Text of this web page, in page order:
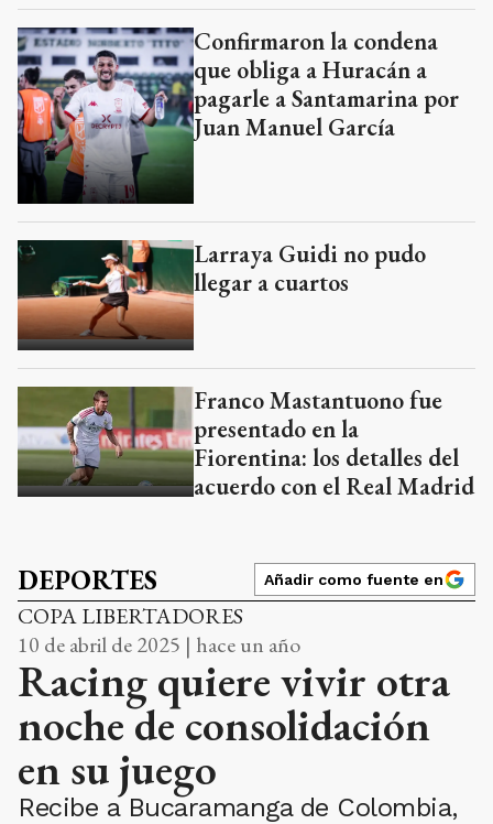
Confirmaron la condena
que obliga a Huracán a
pagarle a Santamarina por
Juan Manuel García
Larraya Guidi no pudo
llegar a cuartos
Franco Mastantuono fue
presentado en la
Fiorentina: los detalles del
acuerdo con el Real Madrid
DEPORTES Añadir como fuente en
COPA LIBERTADORES
10 de abril de 2025 | hace un año
Racing quiere vivir otra
noche de consolidación
en su juego
Recibe a Bucaramanga de Colombia,